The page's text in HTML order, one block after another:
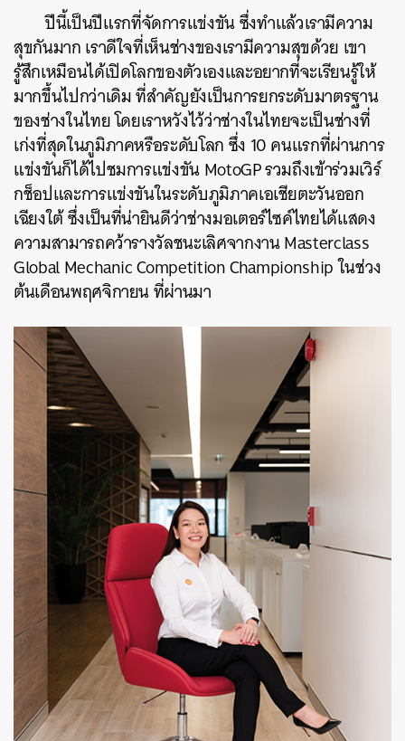
ปีนี้เป็นปีแรกที่จัดการแข่งขัน ซึ่งทำแล้วเรามีความ
สุขกันมาก เราดีใจที่เห็นช่างของเรามีความสุขด้วย เขา
รู้สึกเหมือนได้เปิดโลกของตัวเองและอยากที่จะเรียนรู้ให้
มากขึ้นไปกว่าเดิม ที่สำคัญยังเป็นการยกระดับมาตรฐาน
ของช่างในไทย โดยเราหวังไว้ว่าช่างในไทยจะเป็นช่างที่
เก่งที่สุดในภูมิภาคหรือระดับโลก ซึ่ง 10 คนแรกที่ผ่านการ
แข่งขันก็ได้ไปชมการแข่งขัน MotoGP รวมถึงเข้าร่วมเวิร์
กช็อปและการแข่งขันในระดับภูมิภาคเอเชียตะวันออก
เฉียงใต้ ซึ่งเป็นที่น่ายินดีว่าช่างมอเตอร์ไซค์ไทยได้แสดง
ความสามารถคว้ารางวัลชนะเลิศจากงาน Masterclass
Global Mechanic Competition Championship ในช่วง
ต้นเดือนพฤศจิกายน ที่ผ่านมา